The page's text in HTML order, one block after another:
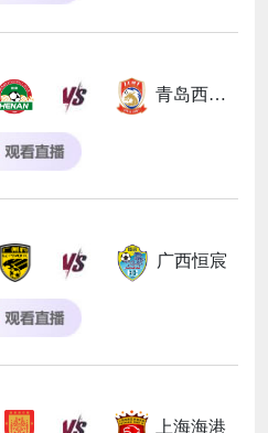
青岛西海岸
广西恒宸
上海海港